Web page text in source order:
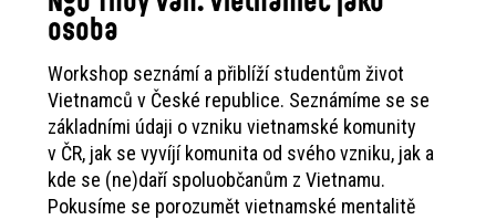
osoba
Workshop seznámí a přiblíží studentům život
Vietnamců v České republice. Seznámíme se se
základními údaji o vzniku vietnamské komunity
v ČR, jak se vyvíjí komunita od svého vzniku, jak a
kde se (ne)daří spoluobčanům z Vietnamu.
Pokusíme se porozumět vietnamské mentalitě